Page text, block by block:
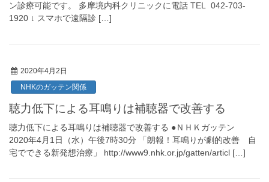
ン診療可能です。 多摩境内科クリニックに電話 TEL 042-703-
1920 ↓ スマホで遠隔診 […]
2020年4月2日
NHKのガッテン関係
聴力低下による耳鳴りは補聴器で改善する
聴力低下による耳鳴りは補聴器で改善する ●ＮＨＫガッテン
2020年4月1日（水）午後7時30分 「朗報！耳鳴りが劇的改善 自
宅でできる新発想治療」 http://www9.nhk.or.jp/gatten/articl […]